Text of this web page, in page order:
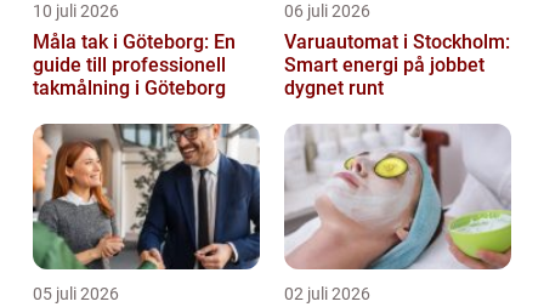
10 juli 2026
Måla tak i Göteborg: En
guide till professionell
takmålning i Göteborg
06 juli 2026
Varuautomat i Stockholm:
Smart energi på jobbet
dygnet runt
05 juli 2026 02 juli 2026